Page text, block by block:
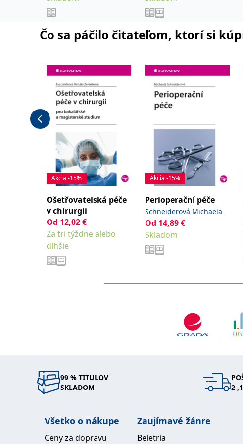
lékařských fakult.
Anest
Jaroslav
Šimeček Vojtěch ,Šípek
a kolektiv
Čo sa páčilo čitateľom, ktorí si
Akcia -15%
Ošetřovatelská péče
v chirurgii
Janíková Eva
Renáta
Od 12,02€
Za tri týždne alebo
dlhšie
Akcia -15%
Perioperační péče
Schneiderová Michaela
Od 14,89€
Skladom
99 % TITULOV
SKLADOM
2
Všetko o nákupe
Ceny za dopravu
Zaujímavé žánre
Beletria